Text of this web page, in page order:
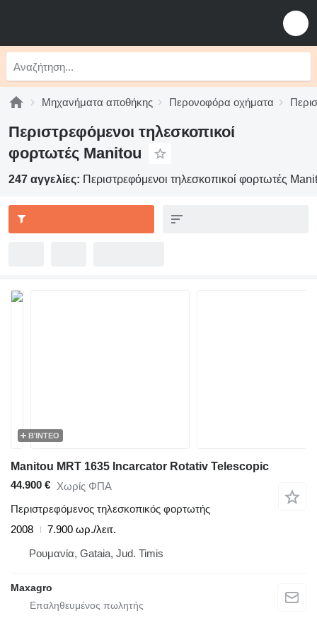
Μηχανήματα αποθήκης Περονοφόρα οχήματα
Περιστρεφόμενοι τηλεσκοπικοί
φορτωτές Manitou
247 αγγελίες: Περιστρεφόμενοι τηλεσκοπικοί φορτωτές
ΒΊΝΤΕΟ
Manitou MRT 1635 Incarcator Rotativ Telescopic
44.900 € Χωρίς ΦΠΑ
Περιστρεφόμενος τηλεσκοπικός φορτωτής
2008
7.900 ωρ./λειτ.
Ρουμανία, Gataia, Jud. Timis
Maxagro